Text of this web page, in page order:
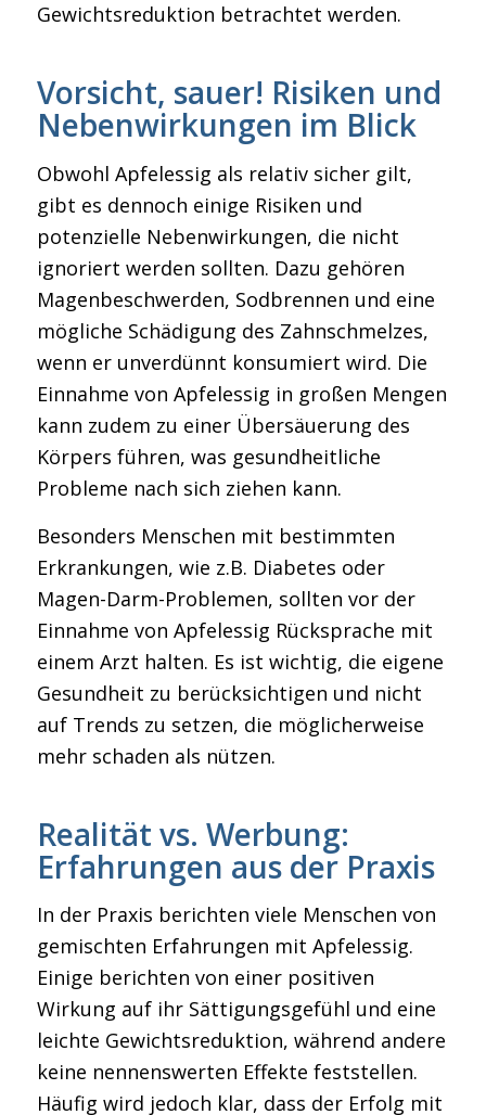
Gewichtsreduktion betrachtet werden.
Vorsicht, sauer! Risiken und
Nebenwirkungen im Blick
Obwohl Apfelessig als relativ sicher gilt,
gibt es dennoch einige Risiken und
potenzielle Nebenwirkungen, die nicht
ignoriert werden sollten. Dazu gehören
Magenbeschwerden, Sodbrennen und eine
mögliche Schädigung des Zahnschmelzes,
wenn er unverdünnt konsumiert wird. Die
Einnahme von Apfelessig in großen Mengen
kann zudem zu einer Übersäuerung des
Körpers führen, was gesundheitliche
Probleme nach sich ziehen kann.
Besonders Menschen mit bestimmten
Erkrankungen, wie z.B. Diabetes oder
Magen-Darm-Problemen, sollten vor der
Einnahme von Apfelessig Rücksprache mit
einem Arzt halten. Es ist wichtig, die eigene
Gesundheit zu berücksichtigen und nicht
auf Trends zu setzen, die möglicherweise
mehr schaden als nützen.
Realität vs. Werbung:
Erfahrungen aus der Praxis
In der Praxis berichten viele Menschen von
gemischten Erfahrungen mit Apfelessig.
Einige berichten von einer positiven
Wirkung auf ihr Sättigungsgefühl und eine
leichte Gewichtsreduktion, während andere
keine nennenswerten Effekte feststellen.
Häufig wird jedoch klar, dass der Erfolg mit